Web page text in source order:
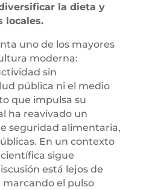
la dieta y
locales.
uno de los mayores
moderna:
sin
pública ni el medio
que impulsa su
ha reavivado un
seguridad alimentaria,
En un contexto
sigue
está lejos de
el pulso